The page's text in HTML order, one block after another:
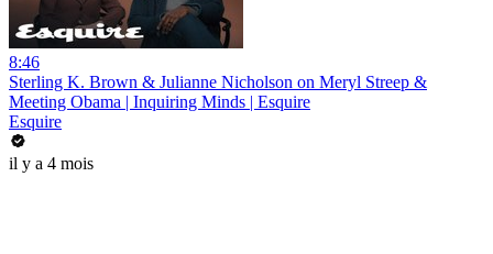
8:46
Sterling K. Brown & Julianne Nicholson on Meryl Streep &
Meeting Obama | Inquiring Minds | Esquire
Esquire
il y a 4 mois